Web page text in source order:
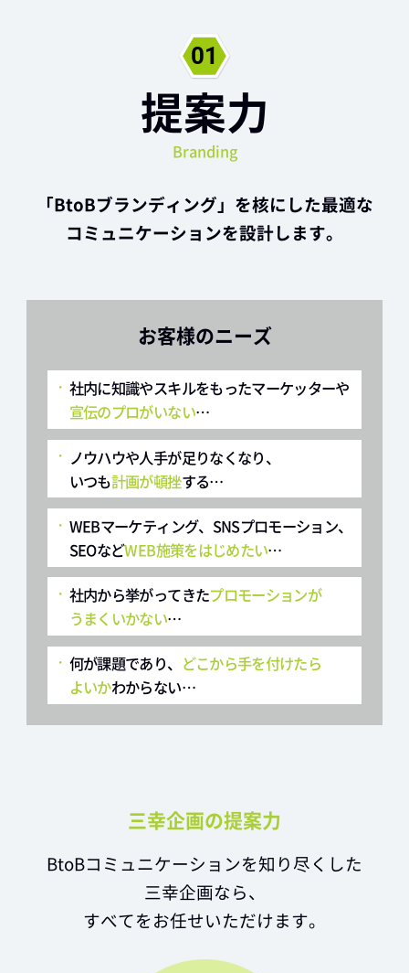
提案力
Branding
「BtoBブランディング」を核にした最適な
コミュニケーションを設計します。
お客様のニーズ
社内に知識やスキルをもったマーケッターや
宣伝のプロがいない…
ノウハウや人手が足りなくなり、
いつも計画が頓挫する…
WEBマーケティング、SNSプロモーション、
SEOなどWEB施策をはじめたい…
社内から挙がってきたプロモーションが
うまくいかない…
何が課題であり、 どこから手を付けたら
よいかわからない…
三幸企画の提案力
BtoBコミュニケーションを知り尽くした
三幸企画なら、
すべてをお任せいただけます。